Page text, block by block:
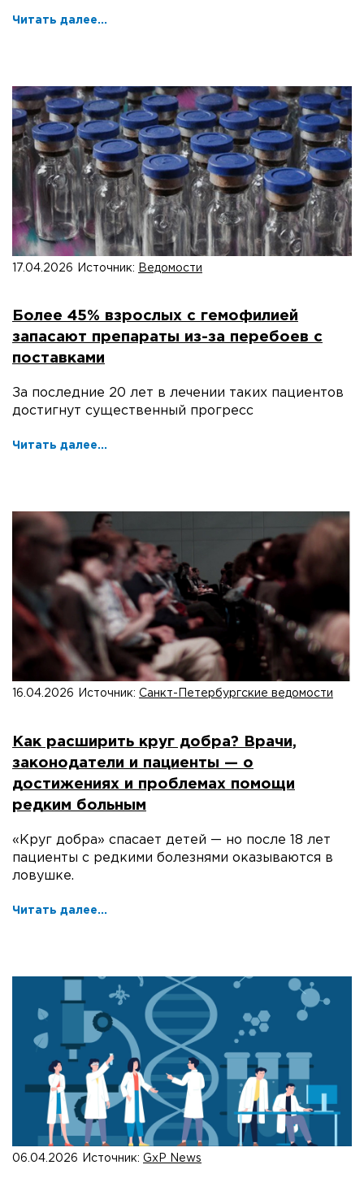
Читать далее...
17.04.2026 Источник: Ведомости
Более 45% взрослых с гемофилией
запасают препараты из-за перебоев с
поставками
За последние 20 лет в лечении таких пациентов
достигнут существенный прогресс
Читать далее...
16.04.2026 Источник: Санкт-Петербургские ведомости
Как расширить круг добра? Врачи,
законодатели и пациенты — о
достижениях и проблемах помощи
редким больным
«Круг добра» спасает детей — но после 18 лет
пациенты с редкими болезнями оказываются в
ловушке.
Читать далее...
06.04.2026 Источник: GxP News